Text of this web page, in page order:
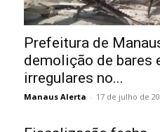
Prefeitura de
demolição de bares
irregulares no...
Manaus Alerta - 17 de julho de